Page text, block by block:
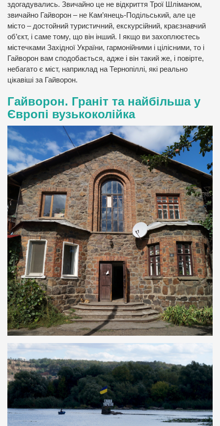
здогадувались. Звичайно це не відкриття Трої Шліманом,
звичайно Гайворон – не Кам’янець-Подільський, але це
місто – достойний туристичний, екскурсійний, краєзнавчий
об’єкт, і саме тому, що він інший. І якщо ви захоплюєтесь
містечками Західної України, гармонійними і цілісними, то і
Гайворон вам сподобається, адже і він такий же, і повірте,
небагато є міст, наприклад на Тернопіллі, які реально
цікавіші за Гайворон.
Гайворон. Граніт та найбільша у
Європі вузькоколійка